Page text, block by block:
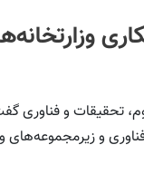
و زیرمجموعه‌‌های
۹ با ماه + فیلم